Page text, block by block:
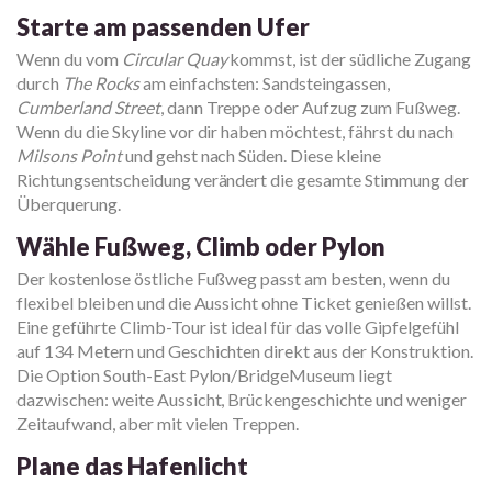
Starte am passenden Ufer
Wenn du vom Circular Quaykommst, ist der südliche Zugang
durch The Rocksam einfachsten: Sandsteingassen,
Cumberland Street, dann Treppe oder Aufzug zum Fußweg.
Wenn du die Skyline vor dir haben möchtest, fährst du nach
Milsons Pointund gehst nach Süden. Diese kleine
Richtungsentscheidung verändert die gesamte Stimmung der
Überquerung.
Wähle Fußweg, Climb oder Pylon
Der kostenlose östliche Fußweg passt am besten, wenn du
flexibel bleiben und die Aussicht ohne Ticket genießen willst.
Eine geführte Climb-Tour ist ideal für das volle Gipfelgefühl
auf 134 Metern und Geschichten direkt aus der Konstruktion.
Die Option South-East Pylon/BridgeMuseum liegt
dazwischen: weite Aussicht, Brückengeschichte und weniger
Zeitaufwand, aber mit vielen Treppen.
Plane das Hafenlicht